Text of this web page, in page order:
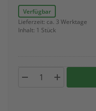
Verfügbar
Lieferzeit: ca. 3 Werktage
Inhalt: 1 Stück